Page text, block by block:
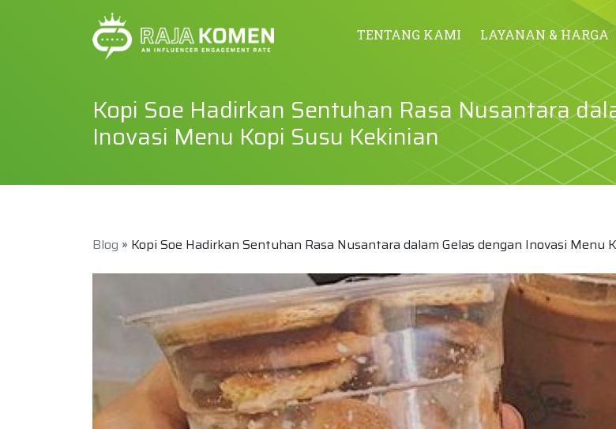
TENTANG KAMI LAYANAN & HARGA
Kopi Soe Hadirkan Sentuhan Rasa Nusantara
Inovasi Menu Kopi Susu Kekinian
Blog » Kopi Soe Hadirkan Sentuhan Rasa Nusantara dalam Gelas dengan Inovasi Menu